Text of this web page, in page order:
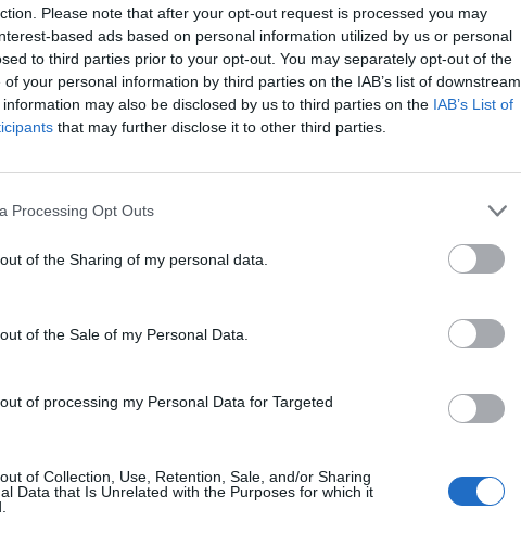
Please note that after your opt-out request is processed you may
based ads based on personal information utilized by us or personal
to third parties prior to your opt-out. You may separately opt-out of the
your personal information by third parties on the IAB’s list of downstream
may also be disclosed by us to third parties on the IAB’s List of
that may further disclose it to other third parties.
Processing Opt Outs
of the Sharing of my personal data.
of the Sale of my Personal Data.
of processing my Personal Data for Targeted
of Collection, Use, Retention, Sale, and/or Sharing
Data that Is Unrelated with the Purposes for which it
studentams atveriamos galimybės praktikuotis ne tik
ribų.
pranašystė: numatė katastrofišką karo
Ukrainoje